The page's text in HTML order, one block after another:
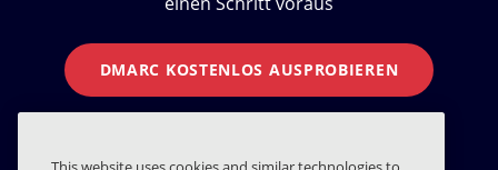
DMARC KOSTENLOS AUSPROBIEREN